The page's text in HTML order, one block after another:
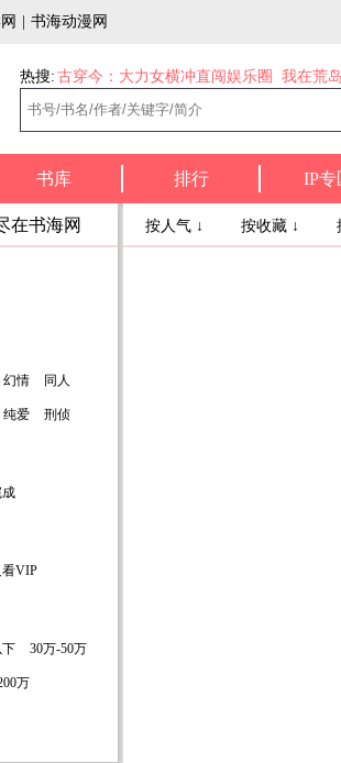
书海动漫网
热搜: 古穿今：大力女横冲直闯娱乐圈 我在荒
书库 排行 IP专
书海网
幻情 同人
纯爱 刑侦
成
看VIP
下 30万-50万
万
按人气 ↓ 按收藏 ↓